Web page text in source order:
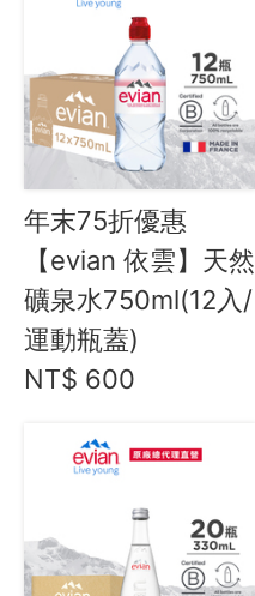
服務信箱
關於
關於愛飯團
聯絡我們
合作與廣告
媒體推薦與報導
隱私保護
資訊安全
年末75折優惠
【evian 依雲】天然
礦泉水750ml(12入/
運動瓶蓋)
NT$ 600